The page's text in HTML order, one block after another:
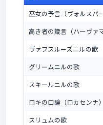
巫女の予言（ヴォルスパー
高き者の箴言（ハーヴァ
ヴァフスルーズニルの歌
グリームニルの歌
スキールニルの歌
ロキの口論（ロカセンナ）
スリュムの歌